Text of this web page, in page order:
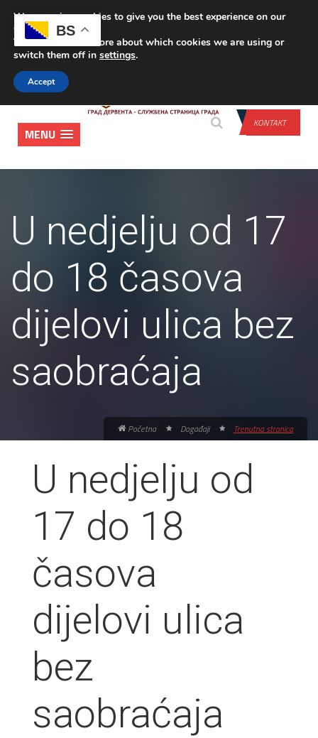
PRIJAVA
KONTAKT
MENU
U nedjelju od 17
do 18 časova
dijelovi ulica bez
saobraćaja
Početna Događaji Trenutna stranica
U nedjelju od
17 do 18
časova
dijelovi ulica
bez
saobraćaja
BS
We are using cookies to give you the best experience on our
website.
You can find out more about which cookies we are using or
switch them off in settings.
Accept